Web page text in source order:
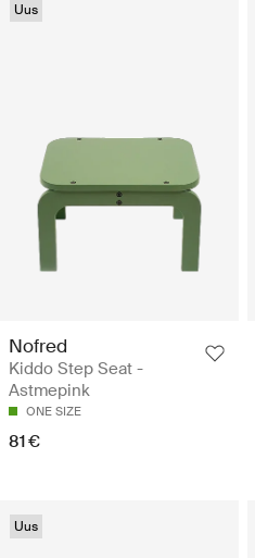
Uus
Nofred
Kiddo Step Seat -
Astmepink
ONE SIZE
81 €
Uus